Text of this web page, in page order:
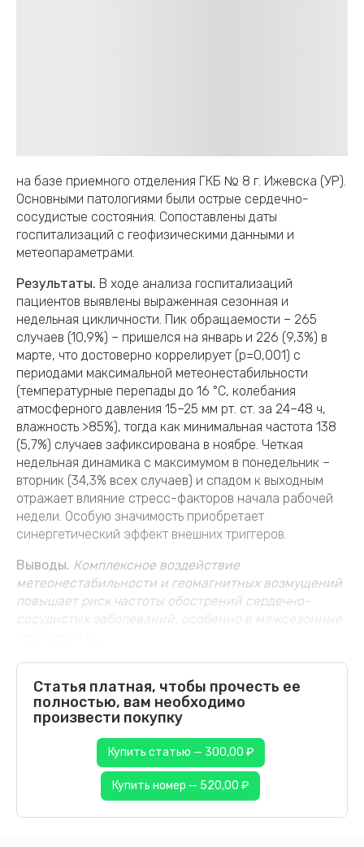
на базе приемного отделения ГКБ № 8 г. Ижевска (УР).
Основными патологиями были острые сердечно-
сосудистые состояния. Сопоставлены даты
госпитализаций с геофизическими данными и
метеопараметрами.
Результаты. В ходе анализа госпитализаций
пациентов выявлены выраженная сезонная и
недельная цикличности. Пик обращаемости – 265
случаев (10,9%) – пришелся на январь и 226 (9,3%) в
марте, что достоверно коррелирует (p=0,001) с
периодами максимальной метеонестабильности
(температурные перепады до 16 °С, колебания
атмосферного давления 15–25 мм рт. ст. за 24–48 ч,
влажность >85%), тогда как минимальная частота 138
(5,7%) случаев зафиксирована в ноябре. Четкая
недельная динамика с максимумом в понедельник –
вторник (34,3% всех случаев) и спадом к выходным
отражает влияние стресс-факторов начала рабочей
недели. Особую значимость приобретает
синергетический эффект внешних триггеров.
Выводы. Комплексное воздействие
метеонестабильности и геомагнитных возмущений
повышает риск частоты обострений сердечно-
сосудистых заболеваний, особенно в межсезонные
Статья платная, чтобы прочесть ее
полностью, вам необходимо
произвести покупку
Купить статью — 300,00 ₽
Купить номер — 520,00 ₽